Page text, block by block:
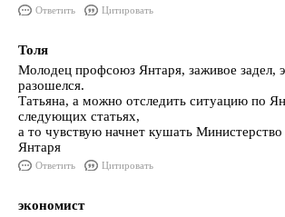
Ответить Цитировать
Толя
Молодец профсоюз Янтаря, заживое задел,
разошелся.
Татьяна, а можно отследить ситуацию по
следующих статьях,
а то чувствую начнет кушать
Янтаря
Ответить Цитировать
экономист